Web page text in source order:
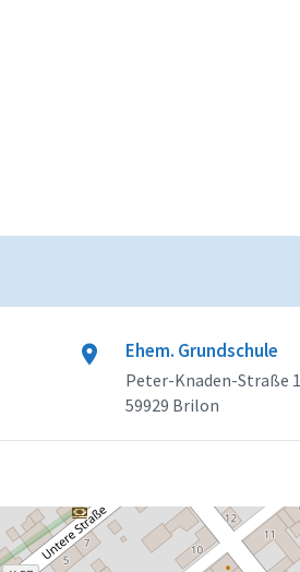
Ehem. Grundschule
Peter-Knaden-Straße 1
59929 Brilon